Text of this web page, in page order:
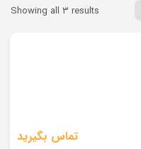
Showing all 3 results
تماس بگیرید